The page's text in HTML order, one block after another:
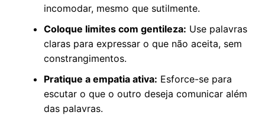
incomodar, mesmo que sutilmente.
Coloque limites com gentileza: Use palavras
claras para expressar o que não aceita, sem
constrangimentos.
Pratique a empatia ativa: Esforce-se para
escutar o que o outro deseja comunicar além
das palavras.